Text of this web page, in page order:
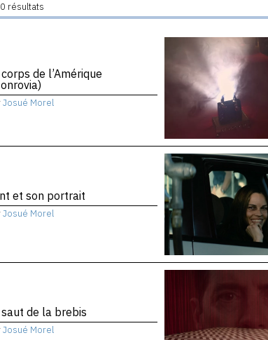
résultats
de l’Amérique
Josué Morel
et son portrait
Josué Morel
saut de la brebis
Josué Morel